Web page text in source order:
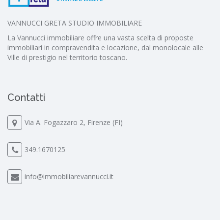
VANNUCCI GRETA STUDIO IMMOBILIARE
La Vannucci immobiliare offre una vasta scelta di proposte
immobiliari in compravendita e locazione, dal monolocale alle
Ville di prestigio nel territorio toscano.
Contatti
Via A. Fogazzaro 2, Firenze (FI)
349.1670125
info@immobiliarevannucci.it